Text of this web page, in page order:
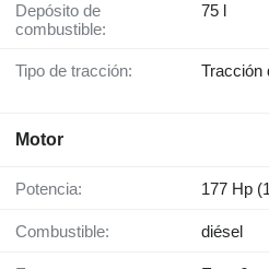
Depósito de
combustible:
75 l
Tipo de tracción: Tracción
Motor
Potencia: 177 Hp
Combustible: diésel